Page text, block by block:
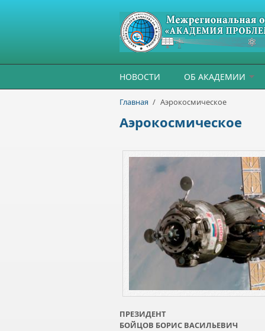
НОВОСТИ ОБ АКАДЕМИИ
Главная / Аэрокосмическое
Аэрокосмическое
ПРЕЗИДЕНТ
БОЙЦОВ БОРИС ВАСИЛЬЕВИЧ